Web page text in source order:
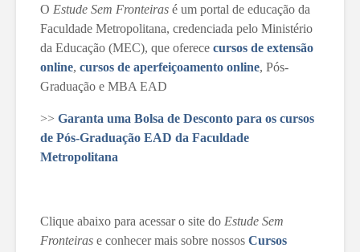
O Estude Sem Fronteiras é um portal de educação da
Faculdade Metropolitana, credenciada pelo Ministério
da Educação (MEC), que oferece cursos de extensão
online, cursos de aperfeiçoamento online, Pós-
Graduação e MBA EAD
>> Garanta uma Bolsa de Desconto para os cursos
de Pós-Graduação EAD da Faculdade
Metropolitana
Clique abaixo para acessar o site do Estude Sem
Fronteiras e conhecer mais sobre nossos Cursos